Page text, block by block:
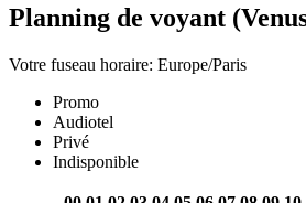
Planning de voyant
Votre fuseau horaire: Europe/Paris
Promo
Audiotel
Privé
Indisponible